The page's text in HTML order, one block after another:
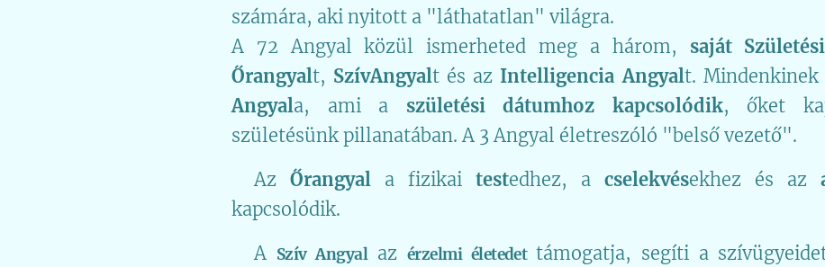
számára, aki nyitott a "láthatatlan" világra.
A 72 Angyal közül ismerheted meg a három, saját
Őrangyalt, SzívAngyalt és az Intelligencia Angyalt. Mindenkinek
Angyala, ami a születési dátumhoz kapcsolódik, őket
születésünk pillanatában. A 3 Angyal életreszóló "belső vezető".
🪽Az Őrangyal a fizikai testedhez, a cselekvésekhez és az
kapcsolódik.
🪽A Szív Angyalaz érzelmi életedet támogatja, segíti a